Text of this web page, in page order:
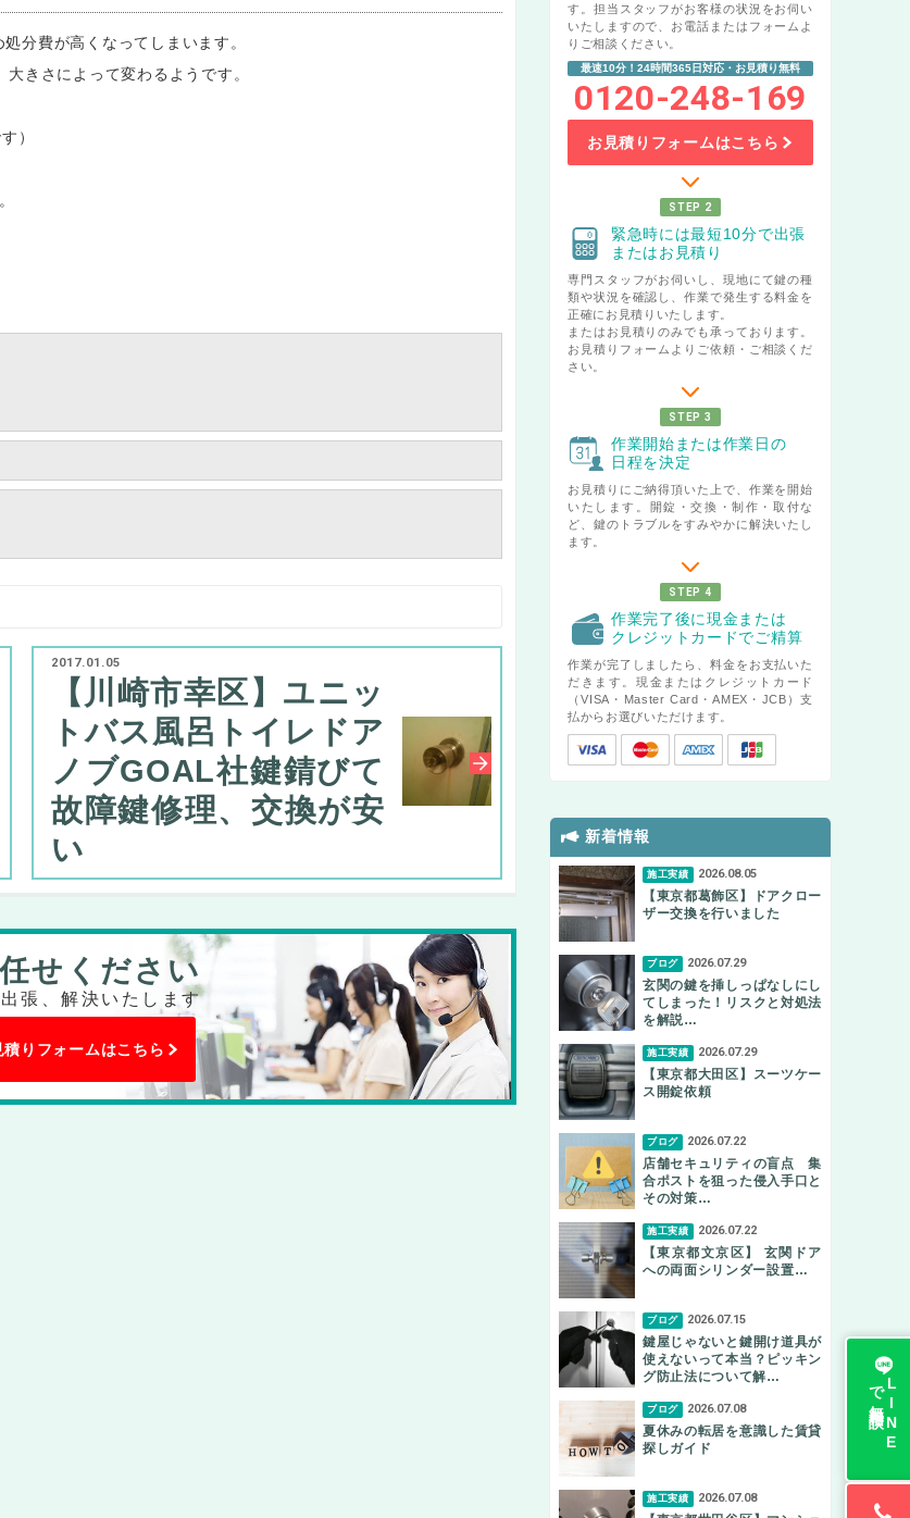
分費が高くなってしまいます。
きさによって変わるようです。
）
2017.01.05
【川崎市幸区】ユニッ
トバス風呂トイレドア
ノブGOAL社鍵錆びて
故障鍵修理、交換が安
い
せください
張、解決いたします
積りフォームはこちら
す。担当スタッフがお客様の状況をお伺い
いたしますので、お電話またはフォームよ
りご相談ください。
最速10分！24時間365日対応・お見積り無料
0120-248-169
お見積りフォームはこちら
STEP 2
緊急時には最短10分で出張
またはお見積り
専門スタッフがお伺いし、現地にて鍵の種
類や状況を確認し、作業で発生する料金を
正確にお見積りいたします。
またはお見積りのみでも承っております。
お見積りフォームよりご依頼・ご相談くだ
さい。
STEP 3
作業開始または作業日の
日程を決定
お見積りにご納得頂いた上で、作業を開始
いたします。開錠・交換・制作・取付な
ど、鍵のトラブルをすみやかに解決いたし
ます。
STEP 4
作業完了後に現金または
クレジットカードでご精算
作業が完了しましたら、料金をお支払いた
だきます。現金またはクレジットカード
（VISA・Master Card・AMEX・JCB）支
払からお選びいただけます。
新着情報
施工実績 2026.08.05
【東京都葛飾区】ドアクロー
ザー交換を行いました
ブログ 2026.07.29
玄関の鍵を挿しっぱなしにし
てしまった！リスクと対処法
を解説…
施工実績 2026.07.29
【東京都大田区】スーツケー
ス開錠依頼
ブログ 2026.07.22
店舗セキュリティの盲点 集
合ポストを狙った侵入手口と
その対策…
施工実績 2026.07.22
【東京都文京区】 玄関ドア
への両面シリンダー設置…
ブログ 2026.07.15
鍵屋じゃないと鍵開け道具が
使えないって本当？ピッキン
グ防止法について解…
ブログ 2026.07.08
夏休みの転居を意識した賃貸
探しガイド
施工実績 2026.07.08
L
I
N
E
で
無料相談